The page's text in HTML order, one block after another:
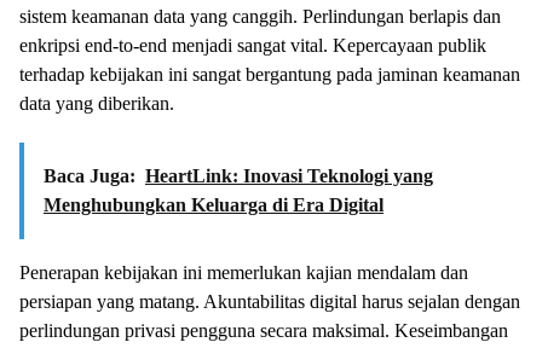
sistem keamanan data yang canggih. Perlindungan berlapis dan
enkripsi end-to-end menjadi sangat vital. Kepercayaan publik
terhadap kebijakan ini sangat bergantung pada jaminan keamanan
data yang diberikan.
Baca Juga: HeartLink: Inovasi Teknologi yang
Menghubungkan Keluarga di Era Digital
Penerapan kebijakan ini memerlukan kajian mendalam dan
persiapan yang matang. Akuntabilitas digital harus sejalan dengan
perlindungan privasi pengguna secara maksimal. Keseimbangan